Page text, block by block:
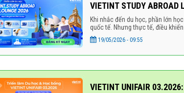
VIETINT STUDY ABROAD
Khi nhắc đến du học, phần lớn
quốc tế. Nhưng thực tế, điều
19/05/2026 - 09:55
VIETINT UNIFAIR